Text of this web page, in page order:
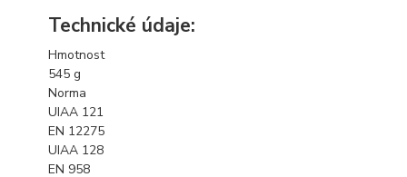
Technické údaje:
Hmotnost
545g
Norma
UIAA 121
EN 12275
UIAA 128
EN 958